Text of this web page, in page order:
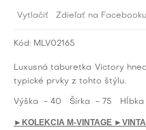
Vytlačiť Zdieľať na Facebooku
Kód: MLV02165
Luxusná taburetka Victory
typické prvky z tohto štýlu.
Výška - 40 Šírka - 75 Hĺbka
►KOLEKCIA M-VINTAGE